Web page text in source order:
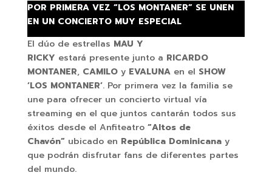
POR PRIMERA VEZ “LOS MONTANER” SE UNEN
EN UN CONCIERTO MUY ESPECIAL
El dúo de estrellas MAU Y
RICKY estará presente junto a RICARDO
MONTANER, CAMILO yEVALUNAen el SHOW
‘LOS MONTANER’. Por primera vez la familia se
une para ofrecer un concierto virtual vía
streaming en el que juntos cantarán todos sus
éxitos desde el Anfiteatro“Altos de
Chavón”ubicado en República Dominicana y
que podrán disfrutar fans de diferentes partes
del mundo.